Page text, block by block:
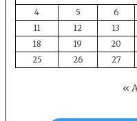
4
5 6
11
12 13
18
19 20
25
26 27
«